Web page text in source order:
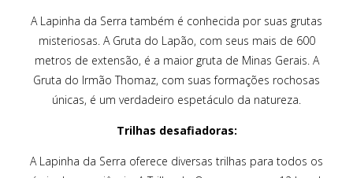
A Lapinha da Serra também é conhecida por suas grutas
misteriosas. A Gruta do Lapão, com seus mais de 600
metros de extensão, é a maior gruta de Minas Gerais. A
Gruta do Irmão Thomaz, com suas formações rochosas
únicas, é um verdadeiro espetáculo da natureza.
Trilhas desafiadoras:
A Lapinha da Serra oferece diversas trilhas para todos os